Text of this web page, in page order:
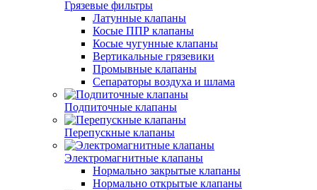
Грязевые фильтры
Латунные клапаны
Косые ППР клапаны
Косые чугунные клапаны
Вертикальные грязевики
Промывные клапаны
Сепараторы воздуха и шлама
Подпиточные клапаны
Перепускные клапаны
Электромагнитные клапаны
Нормально закрытые клапаны
Нормально открытые клапаны